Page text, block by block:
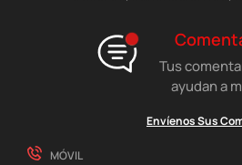
Tus
ayudan a
Envíenos Sus
MÓVIL